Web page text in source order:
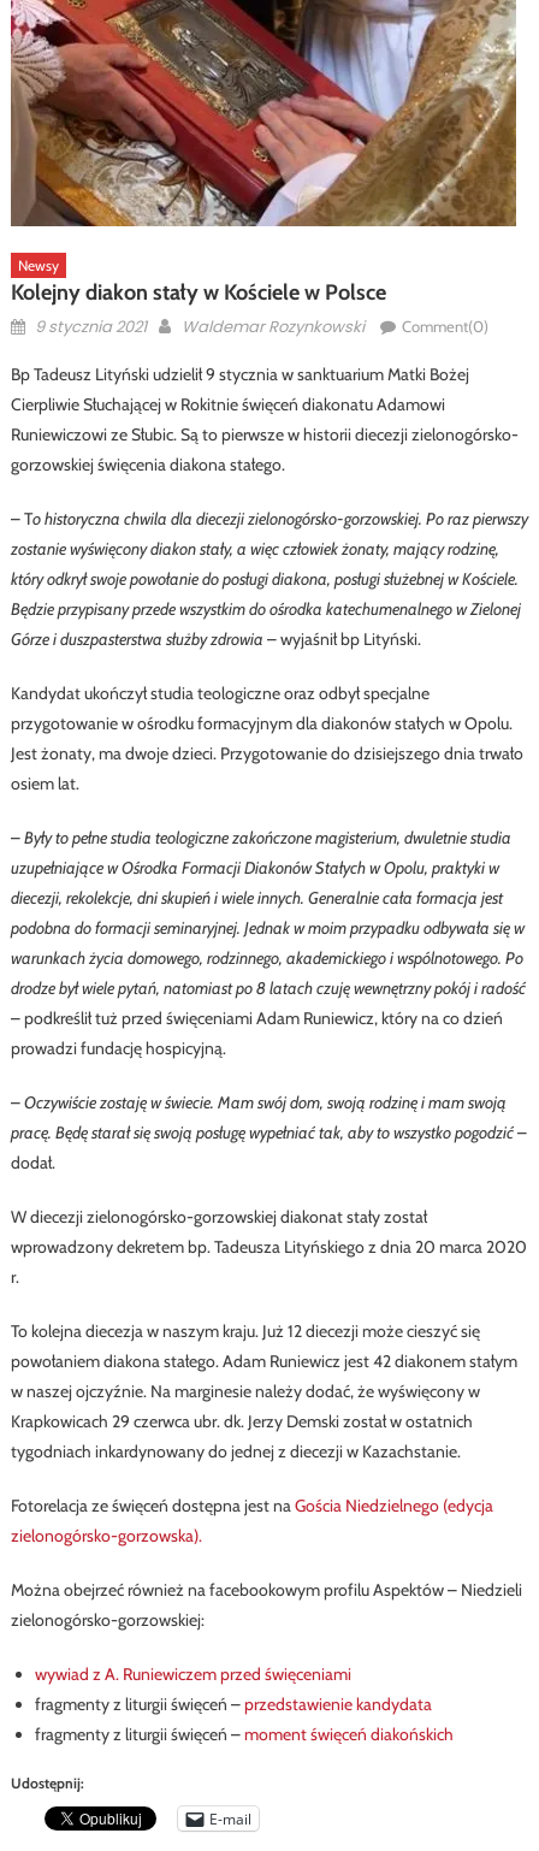
Newsy
Kolejny diakon stały w Kościele w Polsce
Posted
9 stycznia 2021 Author
Waldemar Rozynkowski Comment(0)
Bp Tadeusz Lityński udzielił 9 stycznia w sanktuarium Matki Bożej
Cierpliwie Słuchającej w Rokitnie święceń diakonatu Adamowi
Runiewiczowi ze Słubic. Są to pierwsze w historii diecezji zielonogórsko-
gorzowskiej święcenia diakona stałego.
– To historyczna chwila dla diecezji zielonogórsko-gorzowskiej. Po raz pierwszy
zostanie wyświęcony diakon stały, a więc człowiek żonaty, mający rodzinę,
który odkrył swoje powołanie do posługi diakona, posługi służebnej w Kościele.
Będzie przypisany przede wszystkim do ośrodka katechumenalnego w Zielonej
Górze i duszpasterstwa służby zdrowia – wyjaśnił bp Lityński.
Kandydat ukończył studia teologiczne oraz odbył specjalne
przygotowanie w ośrodku formacyjnym dla diakonów stałych w Opolu.
Jest żonaty, ma dwoje dzieci. Przygotowanie do dzisiejszego dnia trwało
osiem lat.
–Były to pełne studia teologiczne zakończone magisterium, dwuletnie studia
uzupełniające w Ośrodka Formacji Diakonów Stałych w Opolu, praktyki w
diecezji, rekolekcje, dni skupień i wiele innych. Generalnie cała formacja jest
podobna do formacji seminaryjnej. Jednak w moim przypadku odbywała się w
warunkach życia domowego, rodzinnego, akademickiego i wspólnotowego. Po
drodze był wiele pytań, natomiast po 8 latach czuję wewnętrzny pokój i radość
– podkreślił tuż przed święceniami Adam Runiewicz, który na co dzień
prowadzi fundację hospicyjną.
–Oczywiście zostaję w świecie. Mam swój dom, swoją rodzinę i mam swoją
pracę. Będę starał się swoją posługę wypełniać tak, aby to wszystko pogodzić–
dodał.
W diecezji zielonogórsko-gorzowskiej diakonat stały został
wprowadzony dekretem bp. Tadeusza Lityńskiego z dnia 20 marca 2020
r.
To kolejna diecezja w naszym kraju. Już 12 diecezji może cieszyć się
powołaniem diakona stałego. Adam Runiewicz jest 42 diakonem stałym
w naszej ojczyźnie. Na marginesie należy dodać, że wyświęcony w
Krapkowicach 29 czerwca ubr. dk. Jerzy Demski został w ostatnich
tygodniach inkardynowany do jednej z diecezji w Kazachstanie.
Fotorelacja ze święceń dostępna jest naGościa Niedzielnego (edycja
zielonogórsko-gorzowska).
Można obejrzeć również na facebookowym profilu Aspektów – Niedzieli
zielonogórsko-gorzowskiej:
wywiad z A. Runiewiczem przed święceniami
fragmenty z liturgii święceń –przedstawienie kandydata
fragmenty z liturgii święceń –moment święceń diakońskich
Udostępnij:
E-mail